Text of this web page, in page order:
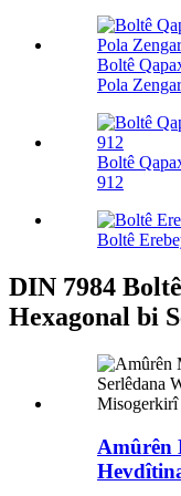
Boltê
Pola
Boltê
912
Boltê
DIN 7984
Hexagonal bi
Amûrên